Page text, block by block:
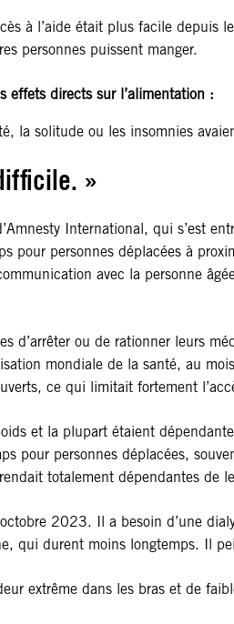
à l’aide était plus facile
personnes puissent manger.
effets directs sur l’alimentation :
la solitude ou les insomnies
»
International, qui s’est
pour personnes déplacées à
avec la personne
d’arrêter ou de rationner leurs
mondiale de la santé, au
ce qui limitait fortement
et la plupart étaient
pour personnes déplacées,
totalement dépendantes de
2023. Il a besoin d’une
qui durent moins longtemps. Il
extrême dans les bras et de